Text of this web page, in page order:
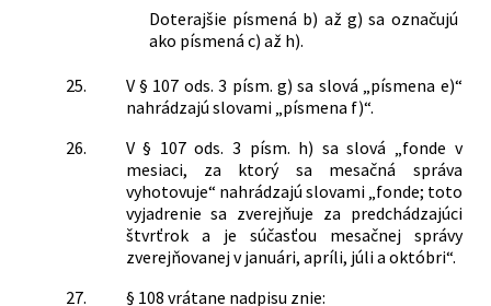
Doterajšie písmená b) až g) sa označujú
ako písmená c) až h).
25.
V § 107 ods. 3 písm. g) sa slová „písmena e)“
nahrádzajú slovami „písmena f)“.
26.
V § 107 ods. 3 písm. h) sa slová „fonde v
mesiaci, za ktorý sa mesačná správa
vyhotovuje“ nahrádzajú slovami „fonde; toto
vyjadrenie sa zverejňuje za predchádzajúci
štvrťrok a je súčasťou mesačnej správy
zverejňovanej v januári, apríli, júli a októbri“.
27.
§ 108 vrátane nadpisu znie: